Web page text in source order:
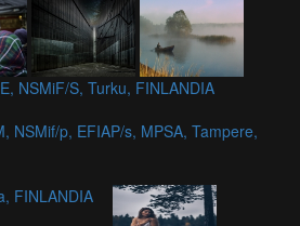
NSMiF/S, Turku, FINLANDIA
NSMif/p, EFIAP/s, MPSA, Tampere,
FINLANDIA